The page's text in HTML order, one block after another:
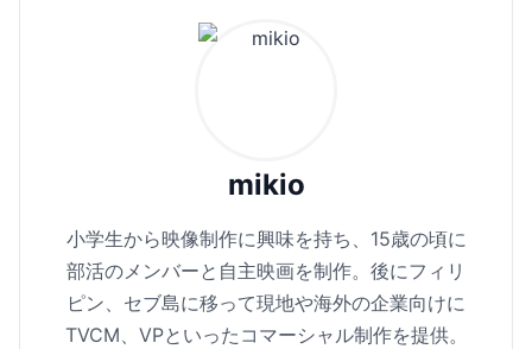
mikio
小学生から映像制作に興味を持ち、15歳の頃に
部活のメンバーと自主映画を制作。後にフィリ
ピン、セブ島に移って現地や海外の企業向けに
TVCM、VPといったコマーシャル制作を提供。